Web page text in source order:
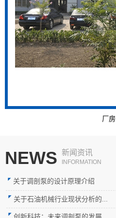
厂房
NEWS 新闻资讯
INFORMATION
关于调剖泵的设计原理介绍
关于石油机械行业现状分析的...